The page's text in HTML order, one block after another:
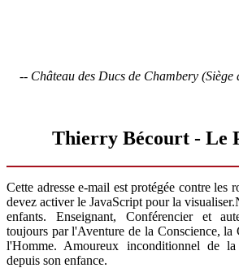
-- Château des Ducs de Chambery (Siège
Thierry Bécourt - Le
Cette adresse e-mail est protégée contre les
devez activer le JavaScript pour la visualiser.
enfants. Enseignant, Conférencier et
toujours par l'Aventure de la Conscience,
l'Homme. Amoureux inconditionnel de
depuis son enfance.